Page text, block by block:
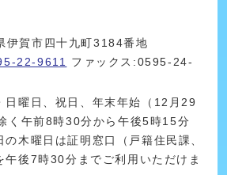
賀市四十九町3184番地
22-9611
ファックス:0595-24-
日曜日、祝日、年末年始（12月29
く午前8時30分から午後5時15分
木曜日は証明窓口（戸籍住民課、
午後7時30分までご利用いただけま